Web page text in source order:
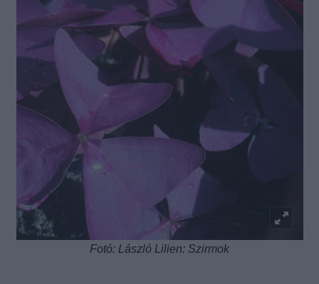
Fotó: László Lilien: Szirmok